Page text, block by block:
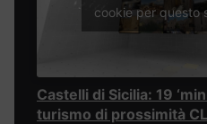
cookie per questo
Castelli di Sicilia: 19
turismo di prossimità